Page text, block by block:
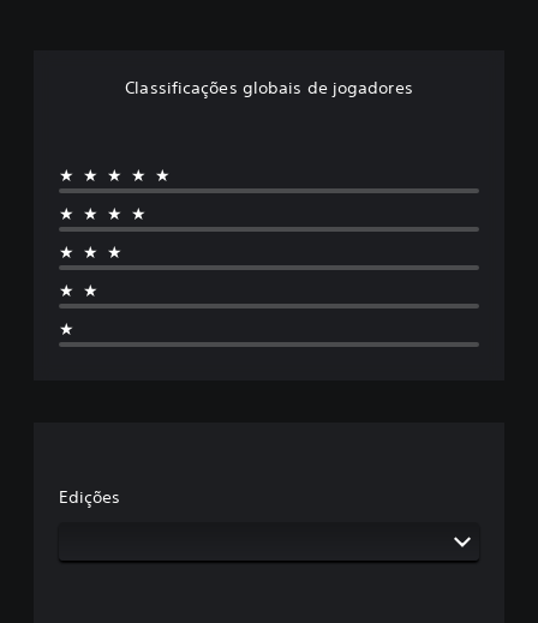
Classificações globais de jogadores
★★★★★
★★★★
★★★
★★
★
Edições